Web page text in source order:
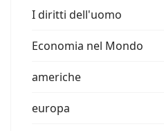
I diritti dell'uomo
Economia nel Mondo
americhe
europa